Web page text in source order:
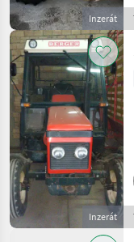
4911
Major
CL80
MARKETPLACE
Marketplace
Nabídky
Inzerát
Inzerát